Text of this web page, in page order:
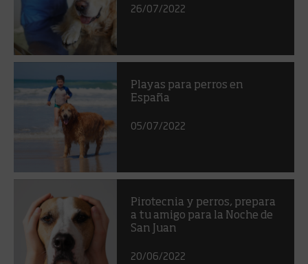
26/07/2022
Playas para perros en
España
05/07/2022
Pirotecnia y perros, prepara
a tu amigo para la Noche de
San Juan
20/06/2022